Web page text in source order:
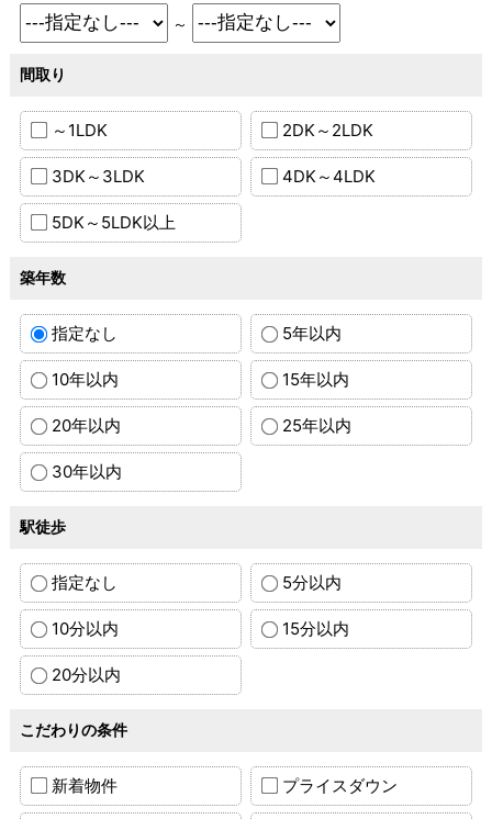
～
間取り
～1LDK 2DK～2LDK
3DK～3LDK 4DK～4LDK
5DK～5LDK以上
築年数
指定なし 5年以内
10年以内 15年以内
20年以内 25年以内
30年以内
駅徒歩
指定なし 5分以内
10分以内 15分以内
20分以内
こだわりの条件
新着物件 プライスダウン